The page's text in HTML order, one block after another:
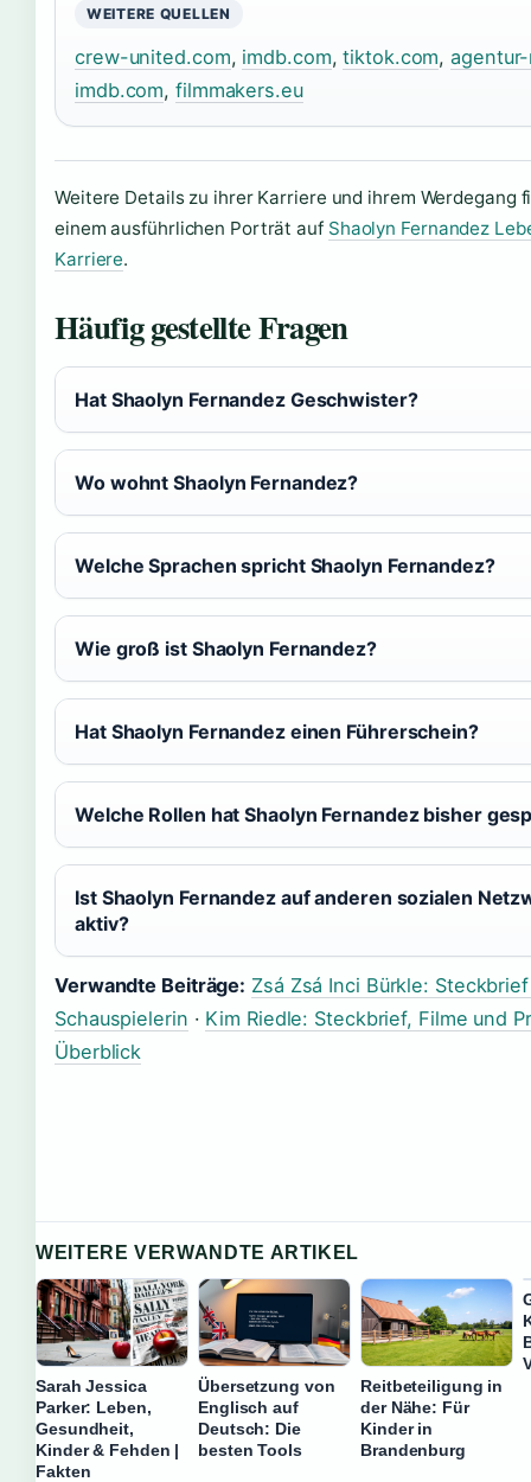
WEITERE QUELLEN
crew-united.com, imdb.com,tiktok.com,
imdb.com,filmmakers.eu
Weitere Details zu ihrer Karriere und ihrem Werdegang
einem ausführlichen Porträt auf Shaolyn Fernandez
Karriere.
Häufig gestellte Fragen
Hat Shaolyn Fernandez Geschwister?
Wo wohnt Shaolyn Fernandez?
Welche Sprachen spricht Shaolyn Fernandez?
Wie groß ist Shaolyn Fernandez?
Hat Shaolyn Fernandez einen Führerschein?
Welche Rollen hat Shaolyn Fernandez bisher
Ist Shaolyn Fernandez auf anderen sozialen
aktiv?
Verwandte Beiträge: Zsá Zsá Inci Bürkle:
Schauspielerin · Kim Riedle: Steckbrief, Filme und
Überblick
WEITERE VERWANDTE ARTIKEL
Sarah Jessica
Parker: Leben,
Gesundheit,
Kinder & Fehden |
Fakten
Übersetzung von
Englisch auf
Deutsch: Die
besten Tools
Reitbeteiligung in
der Nähe: Für
Kinder in
Brandenburg